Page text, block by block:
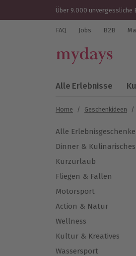
Über 9.000 unvergessliche
FAQ Jobs B2B
Alle Erlebnisse
Home / Geschenkideen /
Alle Erlebnisgeschenke
Dinner & Kulinarisches
Kurzurlaub
Fliegen & Fallen
Motorsport
Action & Natur
Wellness
Kultur & Kreatives
Wassersport